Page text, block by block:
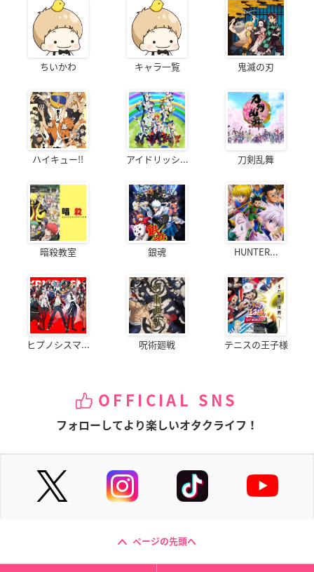
ちいかわ キャラ一覧 鬼滅の刃
ハイキュー!! アイドリッシ... 刀剣乱舞
暗殺教室 銀魂 HUNTER...
ヒプノシスマ... 呪術廻戦 テニスの王子様
OFFICIAL SNS
フォローしてより楽しいオタクライフ！
ページの先頭へ